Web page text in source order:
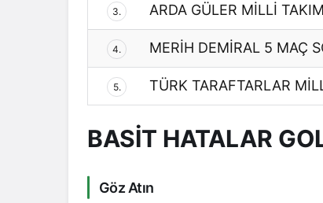
3. ARDA GÜLER MİLLİ
4. MERİH DEMİRAL 5 MAÇ
5. TÜRK TARAFTARLAR
BASİT HATALAR
Göz Atın